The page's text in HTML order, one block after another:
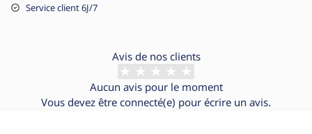
Service client 6J/7
Avis de nos clients
Aucun avis pour le moment
Vous devez être connecté(e) pour écrire un avis.